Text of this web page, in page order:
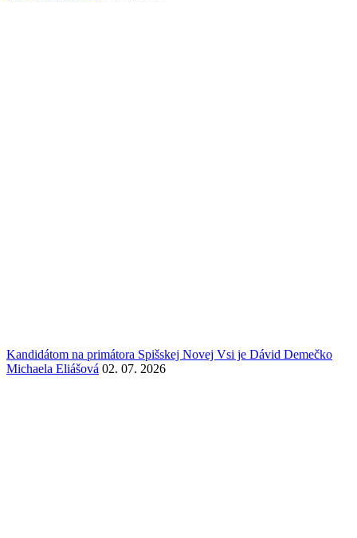
Kandidátom na primátora Spišskej Novej Vsi je Dávid Demečko
Michaela Eliášová 02. 07. 2026